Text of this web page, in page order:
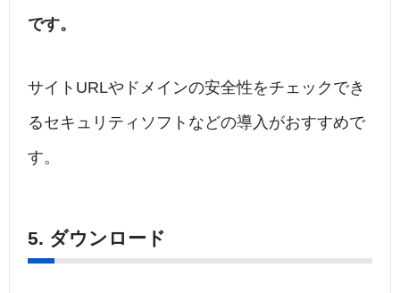
です。
サイトURLやドメインの安全性をチェックでき
るセキュリティソフトなどの導入がおすすめで
す。
5. ダウンロード